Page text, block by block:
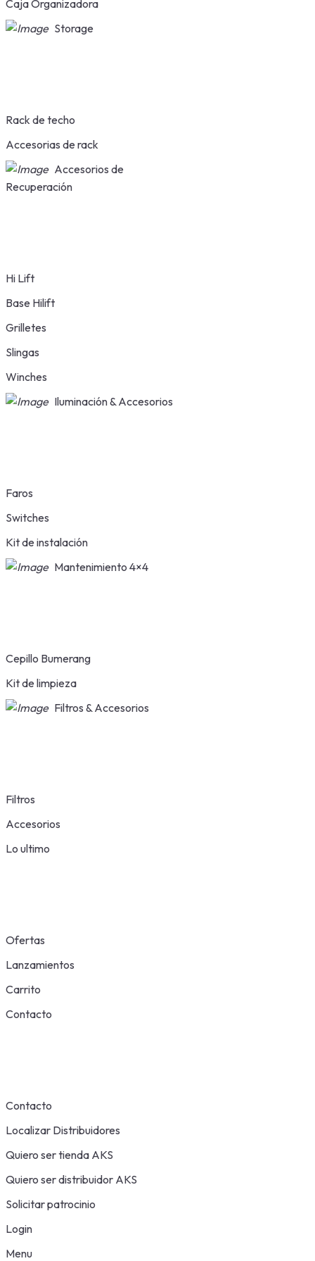
Caja Organizadora
Storage
Rack de techo
Accesorias de rack
Accesorios de
Recuperación
Hi Lift
Base Hilift
Grilletes
Slingas
Winches
Iluminación & Accesorios
Faros
Switches
Kit de instalación
Mantenimiento 4×4
Cepillo Bumerang
Kit de limpieza
Filtros & Accesorios
Filtros
Accesorios
Lo ultimo
Ofertas
Lanzamientos
Carrito
Contacto
Contacto
Localizar Distribuidores
Quiero ser tienda AKS
Quiero ser distribuidor AKS
Solicitar patrocinio
Login
Menu